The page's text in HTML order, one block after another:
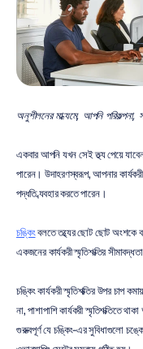
অনুশীলনের মাধ্যমে, আপনি
একবার আপনি যখন সেই তথ্য পেয়ে
পারেন। উদাহরণস্বরূপ, আপনার
পদ্ধতি ব্যবহার করতে পারেন।
চঙ্কিং বলতে তথ্যের ছোট ছোট অংশকে
একজনের কার্যকরী স্মৃতিশক্তির
চঙ্কিং কার্যকরী স্মৃতিশক্তির উপর চাপ
না, পাশাপাশি কার্যকরী স্মৃতিশক্তিতে
গুরুত্বপূর্ণ যে চঙ্কিং-এর সুবিধাগুলো